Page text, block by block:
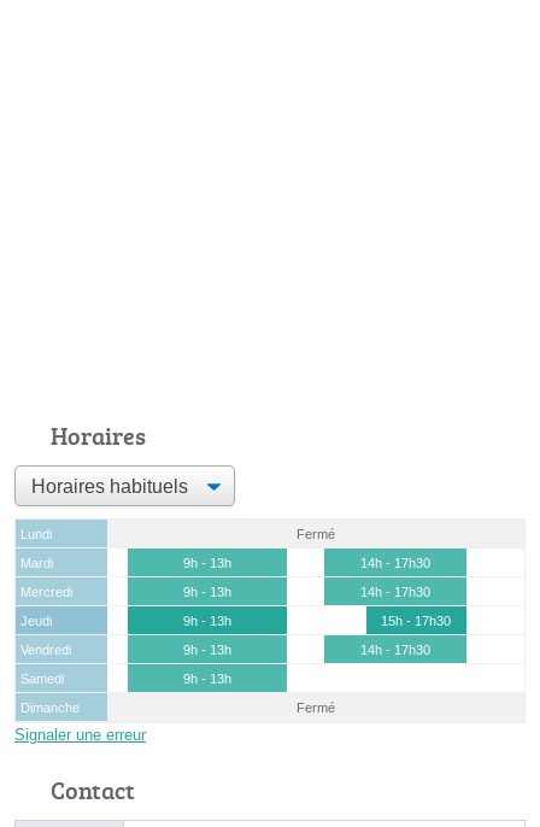
Horaires
Lundi
Fermé
Mardi
9h - 13h
14h - 17h30
Mercredi
9h - 13h
14h - 17h30
Jeudi
9h - 13h
15h - 17h30
Vendredi
9h - 13h
14h - 17h30
Samedi
9h - 13h
Dimanche
Fermé
Signaler une erreur
Contact